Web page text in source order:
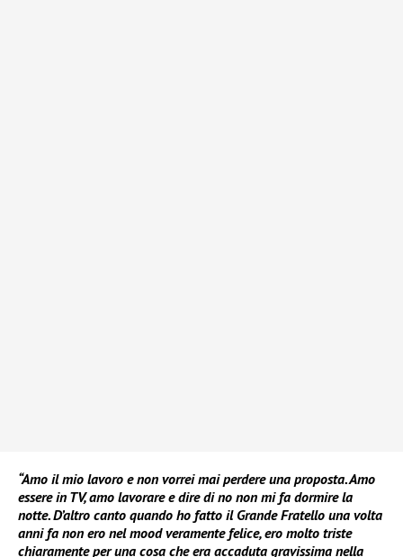
“Amo il mio lavoro e non vorrei mai perdere una proposta. Amo
essere in TV, amo lavorare e dire di no non mi fa dormire la
notte. D’altro canto quando ho fatto il Grande Fratello una volta
anni fa non ero nel mood veramente felice, ero molto triste
chiaramente per una cosa che era accaduta gravissima nella